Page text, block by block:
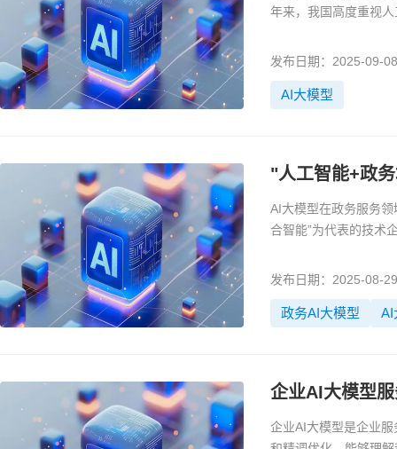
年来，我国高度重视
发布日期：2025-09-08
AI大模型
"人工智能+政
AI大模型在政务服务
合智能”为代表的技术
发布日期：2025-08-29
政务AI大模型 AI
企业AI大模型
企业AI大模型是企业